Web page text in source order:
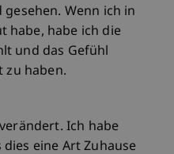
Wenn ich in
habe, habe ich die
und das Gefühl
zu haben.
Ich habe
eine Art Zuhause